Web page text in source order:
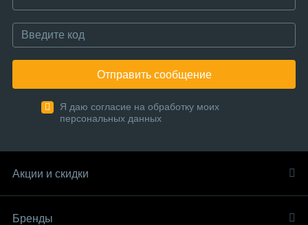
Отправить сообщение
Я даю согласие на обработку моих
персональных данных
Акции и скидки
Бренды